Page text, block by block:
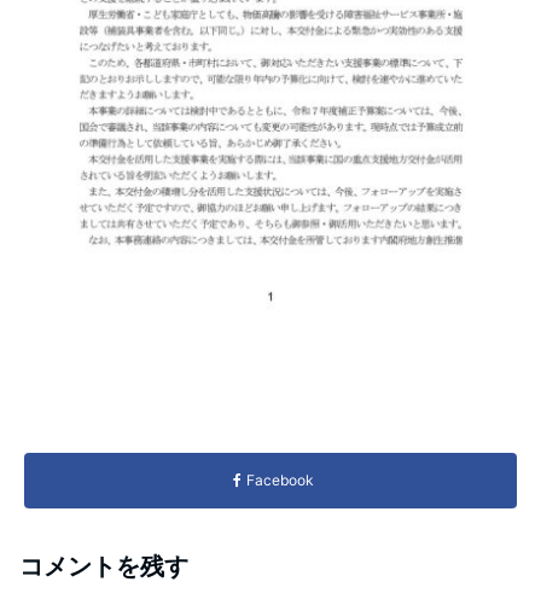
Facebook
コメントを残す